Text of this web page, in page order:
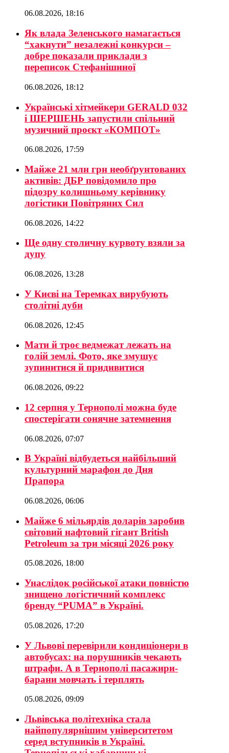
06.08.2026, 18:16
Як влада Зеленського намагається
“хакнути” незалежні конкурси –
добре показали приклади з
переписок Стефанішиної
06.08.2026, 18:12
Українські хітмейкери GERALD 032
і ШЕРШЕНЬ запустили спільний
музичний проєкт «КОМПОТ»
06.08.2026, 17:59
Майже 21 млн грн необґрунтованих
активів: ДБР повідомило про
підозру колишньому керівнику
логістики Повітряних Сил
06.08.2026, 14:22
Ще одну столичну курвоту взяли за
дупу
06.08.2026, 13:28
У Києві на Теремках вирубують
столітні дуби
06.08.2026, 12:45
Мати й троє ведмежат лежать на
голій землі. Фото, яке змушує
зупинитися й придивитися
06.08.2026, 09:22
12 серпня у Тернополі можна буде
спостерігати сонячне затемнення
06.08.2026, 07:07
В Україні відбудеться найбільший
культурний марафон до Дня
Прапора
06.08.2026, 06:06
Майже 6 мільярдів доларів заробив
світовий нафтовий гігант British
Petroleum за три місяці 2026 року
05.08.2026, 18:00
Унаслідок російської атаки повністю
знищено логістичний комплекс
бренду “PUMA” в Україні.
05.08.2026, 17:20
У Львові перевірили кондиціонери в
автобусах: на порушників чекають
штрафи. А в Тернополі пасажири-
барани мовчать і терплять
05.08.2026, 09:09
Львівська політехніка стала
найпопулярнішим університетом
серед вступників в Україні.